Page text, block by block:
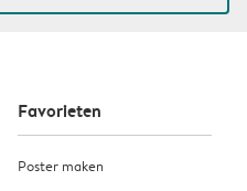
Favorieten
Poster maken